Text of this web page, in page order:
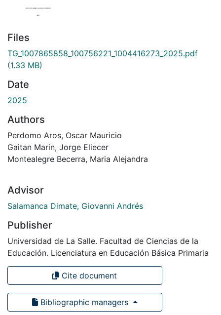
Files
TG_1007865858_100756221_1004416273_2025.pdf
(1.33 MB)
Date
2025
Authors
Perdomo Aros, Oscar Mauricio
Gaitan Marin, Jorge Eliecer
Montealegre Becerra, Maria Alejandra
Advisor
Salamanca Dimate, Giovanni Andrés
Publisher
Universidad de La Salle. Facultad de Ciencias de la
Educación. Licenciatura en Educación Básica Primaria
Cite document
Bibliographic managers